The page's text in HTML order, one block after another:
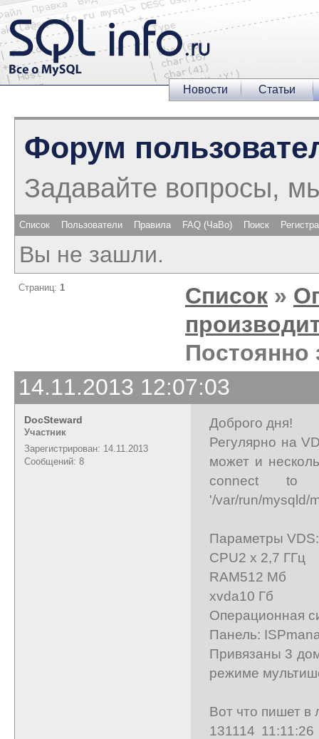
Новости Статьи
Форум
Задавайте вопросы,
Список Пользователи Правила FAQ (ЧаВо) Поиск
Вы не зашли.
Страниц: 1 Список »
Постоянно
14.11.2013 12:07:03
DocSteward
Участник
Зарегистрирован: 14.11.2013
Сообщений: 8
Доброго дня!
Регулярно на
может и
connect to
'/var/run/mysqld/
Параметры VDS:
CPU2 x 2,7 ГГц
RAM512 Мб
xvda10 Гб
Операционная
Панель:
Привязаны 3
режиме
Вот что пишет в
131114